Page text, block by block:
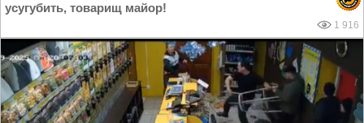
усугубить, товарищ майор!
1 916